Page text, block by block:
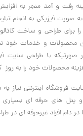
رفت و آمد منجر به
صورت فیزیکی به انجام
را برای طراحی و ساخت
محصولات و خدمات خود
صورتیکه با طراحی سایت
محصولات خود را به روز
فروشگاه اینترنتی نیاز
های حرفه ای بسیاری
دام افراد غیرحرفه ای در